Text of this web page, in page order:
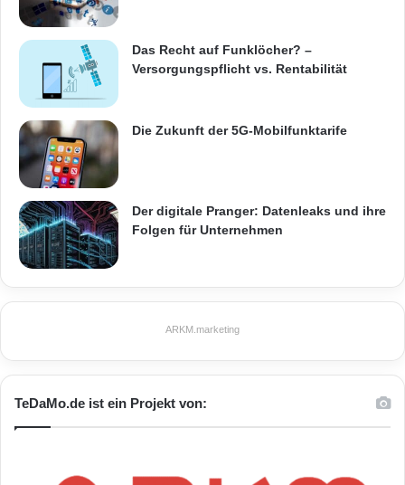
Das Recht auf Funklöcher? –
Versorgungspflicht vs. Rentabilität
Die Zukunft der 5G-Mobilfunktarife
Der digitale Pranger: Datenleaks und ihre
Folgen für Unternehmen
ARKM.marketing
TeDaMo.de ist ein Projekt von: